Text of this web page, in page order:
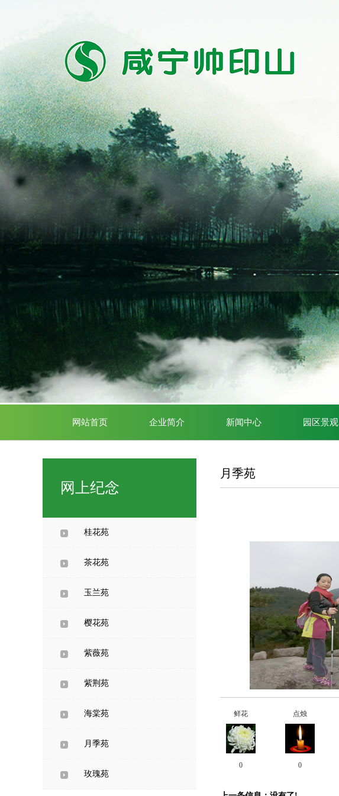
网站首页 企业简介 新闻中心 园区景观
网上纪念
桂花苑
茶花苑
玉兰苑
樱花苑
紫薇苑
紫荆苑
海棠苑
月季苑
玫瑰苑
月季苑
鲜花
0
点烛
0